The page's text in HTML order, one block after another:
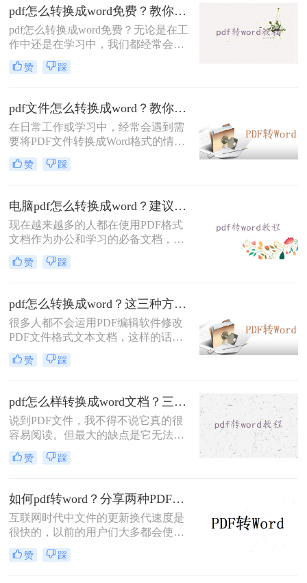
线pdf怎么转换成word问题。
pdf怎么转换成word免费？教你三个pdf转word方法。
pdf怎么转换成word免费？无论是在工
作中还是在学习中，我们都经常会遇
到需要将PDF文件转换为Word文档的
情况。那么，如何将PDF转换为Word
法。
赞 踩
pdf文件怎么转换成word？教你三个方法！
在日常工作或学习中，经常会遇到需
要将PDF文件转换成Word格式的情
况。无论是为了编辑、修改或者是对
其中的文字内容进行复制、粘贴，将
的。那么，pdf文件怎么转换成word
呢？本文将详细介绍三种方法，确保
你可以轻松快速地将PDF文件转换成
可编辑的Word格式。
赞 踩
电脑pdf怎么转换成word？建议收藏这二种转换方法！
现在越来越多的人都在使用PDF格式
文档作为办公和学习的必备文档，但
是可惜由于PDF本身的限制，导致其
不能很方便的转换回文字形式，又或
出来，这里小编总结一些电脑pdf怎么
转换成word的方法推荐给大家，方便
日常应用。
赞 踩
pdf怎么转换成word？这三种方法你可以试试！
很多人都不会运用PDF编辑软件修改
PDF文件格式文本文档，这样的话，
碰到了这类文件格式该如何处理呢？
实际上有效的方法便是将其转为Word
档进行修改啦！那么pdf怎么转换成
word呢？下面来给大家讲讲pdf文档转
换成word文档的方法。
赞 踩
pdf怎么样转换成word文档？三种操作方法分享给你！
说到PDF文件，我不得不说它真的很
容易阅读。但最大的缺点是它无法修
改。在这个时候，我们只能无奈叹
息。我们想要将PDF文件变成我们可
法来实现它。比如说pdf怎么样转换成
word文档。那么问题来了，怎么pdf转
word呢？方法如下，快来Mark吧！
赞 踩
如何pdf转word？分享两种PDF文件转换方式！
互联网时代中文件的更新换代速度是
很快的，以前的用户们大多都会使用
Word文档来记录各种信息，随着技术
的进步，近两年来PDF文档愈发火爆
赞 踩